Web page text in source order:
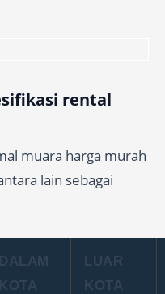
rental
muara harga murah
lain sebagai
DALAM
KOTA
LUAR
KOTA